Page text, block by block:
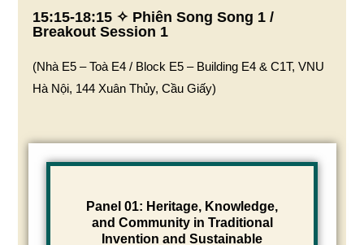
15:15-18:15 ✧ Phiên Song Song 1 /
Breakout Session 1
(Nhà E5 – Toà E4 / Block E5 – Building E4 & C1T, VNU
Hà Nội, 144 Xuân Thủy, Cầu Giấy)
Panel 01: Heritage, Knowledge,
and Community in Traditional
Invention and Sustainable